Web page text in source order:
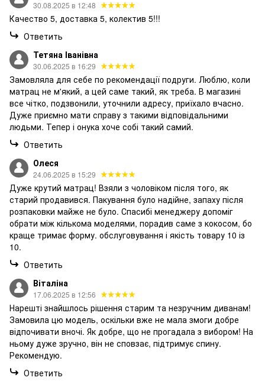
30.08.2025 в 12:48
Качество 5, доставка 5, колектив 5!!!
Ответить
Тетяна Іванівна
30.06.2025 в 16:29
Замовляла для себе по рекомендації подруги. Люблю, коли
матрац не м'який, а цей саме такий, як треба. В магазині
все чітко, подзвонили, уточнили адресу, приїхало вчасно.
Дуже приємно мати справу з такими відповідальними
людьми. Тепер і онука хоче собі такий самий.
Ответить
Олеся
24.06.2025 в 15:29
Дуже крутий матрац! Взяли з чоловіком після того, як
старий продавився. Пакування було надійне, запаху після
розпаковки майже не було. Спасибі менеджеру допоміг
обрати між кількома моделями, порадив саме з кокосом, бо
краще тримає форму. обслуговування і якість товару 10 із
10.
Ответить
Віталіна
17.06.2025 в 12:56
Нарешті знайшлось рішення старим та незручним диванам!
Замовила цю модель, оскільки вже не мала змоги добре
відпочивати вночі. Як добре, що не прогадала з вибором! На
ньому дуже зручно, він не сповзає, підтримує спину.
Рекомендую.
Ответить